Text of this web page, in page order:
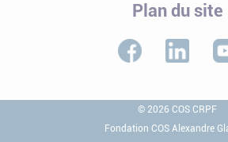
Plan du site
© 2026 COS CRPF
Fondation COS Alexandre